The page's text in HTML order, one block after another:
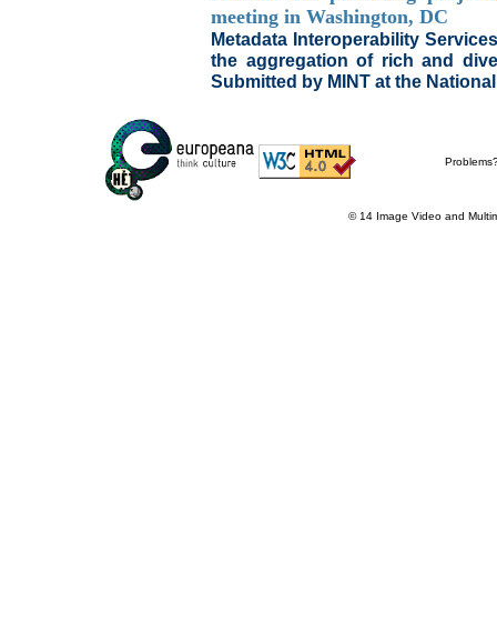
meeting in Washington, DC
Metadata Interoperability
the aggregation of rich and
Submitted by MINT at the
© 14 Image Video and